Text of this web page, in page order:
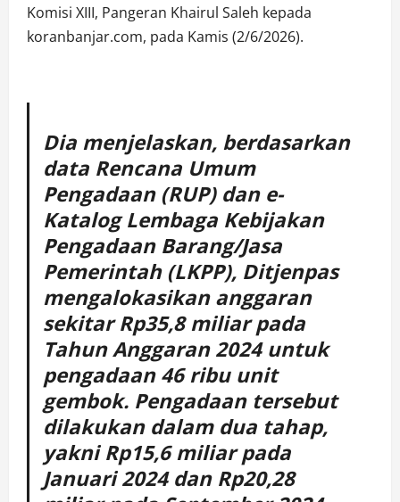
Komisi XIII, Pangeran Khairul Saleh kepada
koranbanjar.com, pada Kamis (2/6/2026).
Dia menjelaskan, berdasarkan
data Rencana Umum
Pengadaan (RUP) dan e-
Katalog Lembaga Kebijakan
Pengadaan Barang/Jasa
Pemerintah (LKPP), Ditjenpas
mengalokasikan anggaran
sekitar Rp35,8 miliar pada
Tahun Anggaran 2024 untuk
pengadaan 46 ribu unit
gembok. Pengadaan tersebut
dilakukan dalam dua tahap,
yakni Rp15,6 miliar pada
Januari 2024 dan Rp20,28